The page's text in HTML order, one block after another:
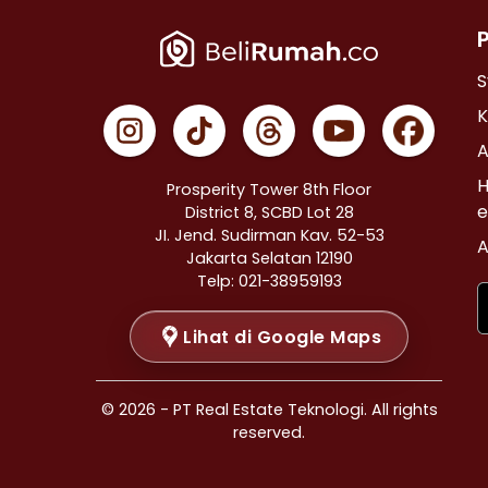
Properti Dijual di Johar Baru >
Properti Dijual di Menteng >
Properti Dijual di Tanah Abang >
Properti Dijual di Kramat >
Properti Dijual di Bendungan Hilir >
Properti Dijual di Jakarta Selatan >
Properti Dijual di Cilandak >
Properti Dijual di Gandaria Selatan >
Properti Dijual di Cipete Selatan >
Properti Dijual di Lenteng Agung >
Properti Dijual di Pondok Pinang >
Properti Dijual di Kebayoran Baru >
Properti Dijual di Mampang Prapatan >
Prosperity Tower 8th Floor
District 8, SCBD Lot 28
JI. Jend. Sudirman Kav. 52-53
Jakarta Selatan 12190
Telp: 021-38959193
Lihat di Google Maps
© 2026 - PT Real Estate Teknologi. All rights
reserved.